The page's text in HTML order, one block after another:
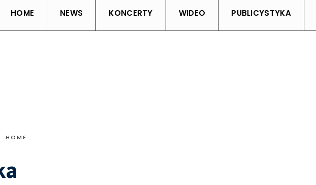
HOME NEWS KONCERTY WIDEO PUBLICYSTYKA
HOME